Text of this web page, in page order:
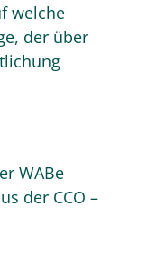
welche
der über
WABe
der CCO –